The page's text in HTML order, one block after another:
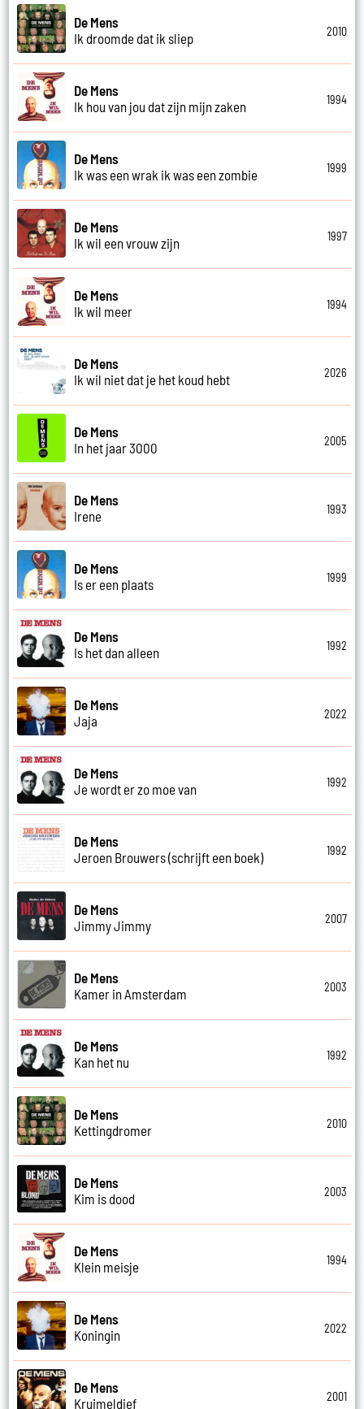
De Mens
Ik droomde dat ik sliep
2010
De Mens
Ik hou van jou dat zijn mijn zaken
1994
De Mens
Ik was een wrak ik was een zombie
1999
De Mens
Ik wil een vrouw zijn
1997
De Mens
Ik wil meer
1994
De Mens
Ik wil niet dat je het koud hebt
2026
De Mens
In het jaar 3000
2005
De Mens
Irene
1993
De Mens
Is er een plaats
1999
De Mens
Is het dan alleen
1992
De Mens
Jaja
2022
De Mens
Je wordt er zo moe van
1992
De Mens
Jeroen Brouwers (schrijft een boek)
1992
De Mens
Jimmy Jimmy
2007
De Mens
Kamer in Amsterdam
2003
De Mens
Kan het nu
1992
De Mens
Kettingdromer
2010
De Mens
Kim is dood
2003
De Mens
Klein meisje
1994
De Mens
Koningin
2022
De Mens
Kruimeldief
2001